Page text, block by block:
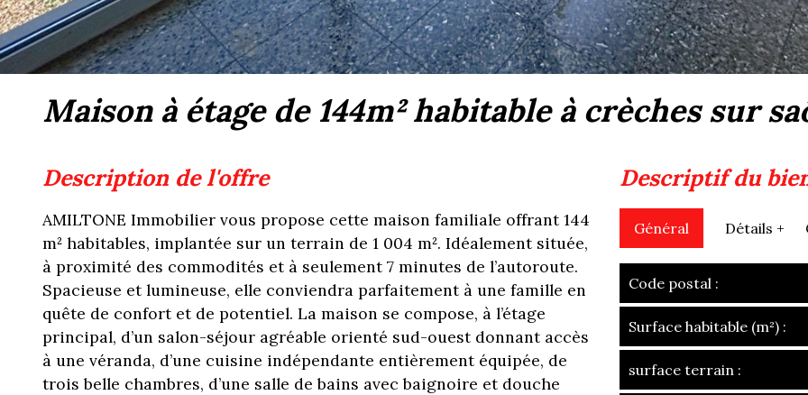
maison à étage de 144m² habitable à crèches sur
description de l'offre
AMILTONE Immobilier vous propose cette maison familiale offrant 144
m² habitables, implantée sur un terrain de 1 004 m². Idéalement située,
à proximité des commodités et à seulement 7 minutes de l’autoroute.
Spacieuse et lumineuse, elle conviendra parfaitement à une famille en
quête de confort et de potentiel. La maison se compose, à l’étage
principal, d’un salon-séjour agréable orienté sud-ouest donnant accès
à une véranda, d’une cuisine indépendante entièrement équipée, de
trois belle chambres, d’une salle de bains avec baignoire et douche
descriptif du
Général Détails +
Code postal :
Surface habitable (m²) :
surface terrain :